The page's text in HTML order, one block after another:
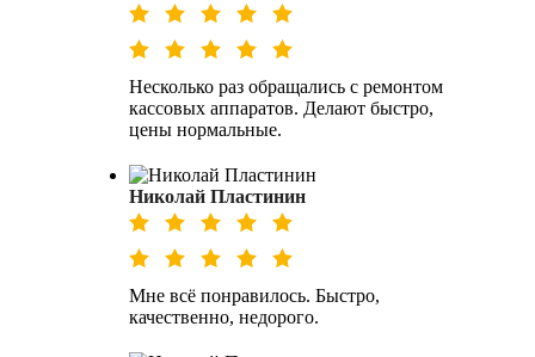
Несколько раз обращались с ремонтом
кассовых аппаратов. Делают быстро,
цены нормальные.
Николай Пластинин
Мне всё понравилось. Быстро,
качественно, недорого.